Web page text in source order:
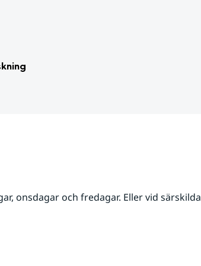
onsdagar och fredagar. Eller vid särskilda